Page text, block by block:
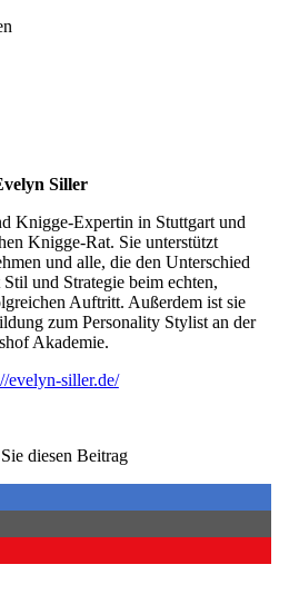
Siller
Knigge-Expertin in Stuttgart und
Knigge-Rat. Sie unterstützt
und alle, die den Unterschied
und Strategie beim echten,
Auftritt. Außerdem ist sie
zum Personality Stylist an der
Akademie.
evelyn-siller.de/
diesen Beitrag